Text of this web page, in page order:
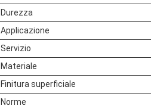
Durezza
Applicazione
Servizio
Materiale
Finitura superficiale
Norme